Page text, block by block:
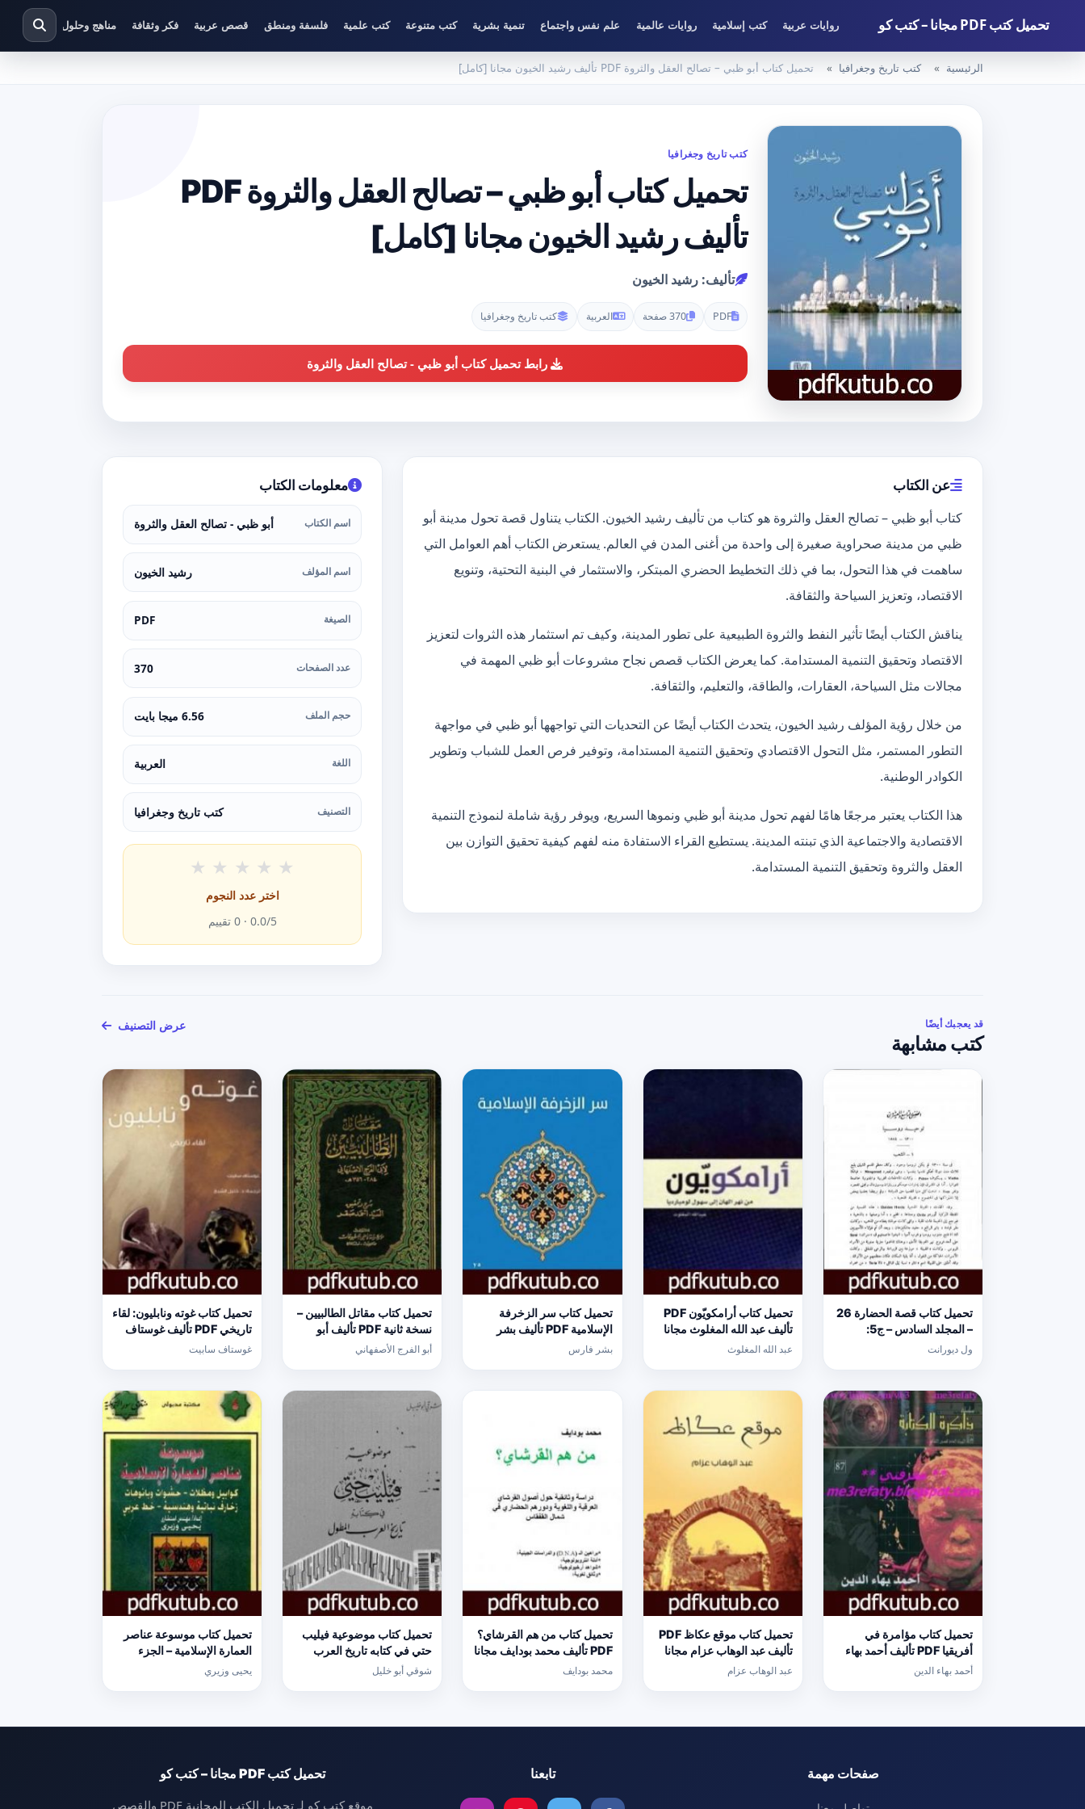
تحميل كتب PDF مجانا – كتب كو روايات عربية كتب إسلامية روايات عالمية علم نفس واجتماع تنمية بشرية كتب متنوعة كتب علمية فلسفة ومنطق قصص عربية فكر وثقافة مناهج وحلول دراسية
الرئيسية كتب تاريخ وجغرافيا تحميل كتاب أبو ظبي – تصالح العقل والثروة PDF تأليف رشيد الخيون مجانا [كامل]
كتب تاريخ وجغرافيا
تحميل كتاب أبو ظبي – تصالح العقل والثروة PDF
تأليف رشيد الخيون مجانا [كامل]
تأليف: رشيد الخيون
PDF 370 صفحة العربية كتب تاريخ وجغرافيا
رابط تحميل كتاب أبو ظبي - تصالح العقل والثروة
عن الكتاب
كتاب أبو ظبي – تصالح العقل والثروة هو كتاب من تأليف رشيد الخيون. الكتاب يتناول قصة تحول مدينة أبو
ظبي من مدينة صحراوية صغيرة إلى واحدة من أغنى المدن في العالم. يستعرض الكتاب أهم العوامل التي
ساهمت في هذا التحول، بما في ذلك التخطيط الحضري المبتكر، والاستثمار في البنية التحتية، وتنويع
الاقتصاد، وتعزيز السياحة والثقافة.
يناقش الكتاب أيضًا تأثير النفط والثروة الطبيعية على تطور المدينة، وكيف تم استثمار هذه الثروات لتعزيز
الاقتصاد وتحقيق التنمية المستدامة. كما يعرض الكتاب قصص نجاح مشروعات أبو ظبي المهمة في
مجالات مثل السياحة، العقارات، والطاقة، والتعليم، والثقافة.
من خلال رؤية المؤلف رشيد الخيون، يتحدث الكتاب أيضًا عن التحديات التي تواجهها أبو ظبي في مواجهة
التطور المستمر، مثل التحول الاقتصادي وتحقيق التنمية المستدامة، وتوفير فرص العمل للشباب وتطوير
الكوادر الوطنية.
هذا الكتاب يعتبر مرجعًا هامًا لفهم تحول مدينة أبو ظبي ونموها السريع، ويوفر رؤية شاملة لنموذج التنمية
الاقتصادية والاجتماعية الذي تبنته المدينة. يستطيع القراء الاستفادة منه لفهم كيفية تحقيق التوازن بين
العقل والثروة وتحقيق التنمية المستدامة.
معلومات الكتاب
اسم الكتاب أبو ظبي - تصالح العقل والثروة
اسم المؤلف رشيد الخيون
الصيغة PDF
عدد الصفحات 370
حجم الملف 6.56 ميجا بايت
اللغة العربية
التصنيف كتب تاريخ وجغرافيا
★ ★ ★ ★ ★
اختر عدد النجوم
0.0/5 ·
0 تقييم
قد يعجبك أيضًا
كتب مشابهة
عرض التصنيف
تحميل كتاب قصة الحضارة 26
– المجلد السادس – ج5:
ول ديورانت
تحميل كتاب أرامكويّون PDF
تأليف عبد الله المغلوث مجانا
[كامل]
عبد الله المغلوث
تحميل كتاب سر الزخرفة
الإسلامية PDF تأليف بشر
فارس مجانا [كامل]
بشر فارس
تحميل كتاب مقاتل الطالبيين –
نسخة ثانية PDF تأليف أبو
الفرج الأصفهاني مجانا [كامل]
أبو الفرج الأصفهاني
تحميل كتاب غوته ونابليون: لقاء
تاريخي PDF تأليف غوستاف
سابيت مجانا [كامل]
غوستاف سابيت
تحميل كتاب مؤامرة في
أفريقيا PDF تأليف أحمد بهاء
الدين مجانا [كامل]
أحمد بهاء الدين
تحميل كتاب موقع عكاظ PDF
تأليف عبد الوهاب عزام مجانا
[كامل]
عبد الوهاب عزام
تحميل كتاب من هم القرشاي؟
PDF تأليف محمد بودايف مجانا
محمد بودايف
تحميل كتاب موضوعية فيليب
حتي في كتابه تاريخ العرب
شوقي أبو خليل
تحميل كتاب موسوعة عناصر
العمارة الإسلامية – الجزء
يحيى وزيري
صفحات مهمة تابعنا
تحميل كتب PDF مجانا – كتب كو
موقع كتب كو لـ تحميل الكتب المجانية PDF والقصص